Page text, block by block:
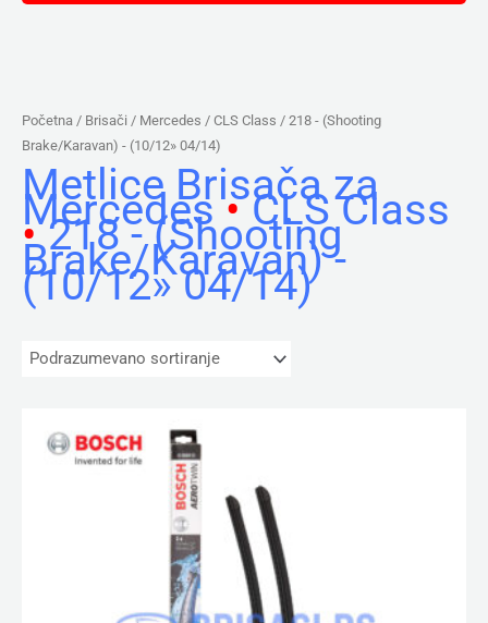
Početna / Brisači / Mercedes / CLS Class / 218 - (Shooting
Brake/Karavan) - (10/12» 04/14)
Metlice Brisača za
Mercedes•CLS Class
•218 - (Shooting
Brake/Karavan) -
(10/12» 04/14)